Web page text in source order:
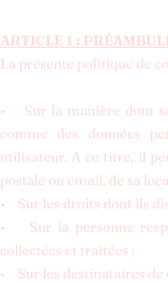
ARTICLE 1 : PRÉAMB
La présente politique de
• Sur la manière dont
comme des données
utilisateur. A ce titre, il
postale ou email, de sa
• Sur les droits dont ils
• Sur la personne
collectées et traitées ;
• Sur les destinataires de